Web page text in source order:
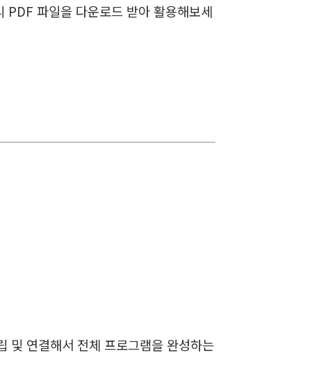
파일을 다운로드 받아 활용해보세
및 연결해서 전체 프로그램을 완성하는